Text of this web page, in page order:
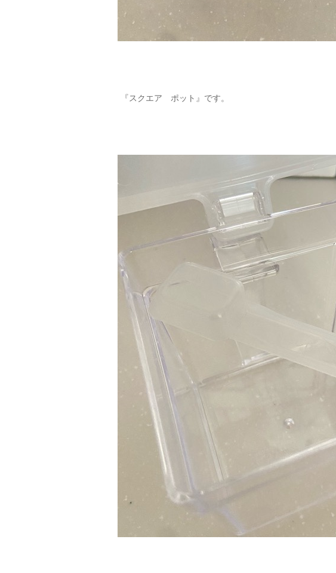
『スクエア ポット』です。